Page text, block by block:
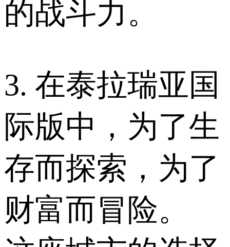
的战斗力。
3. 在泰拉瑞亚国
际版中，为了生
存而探索，为了
财富而冒险。